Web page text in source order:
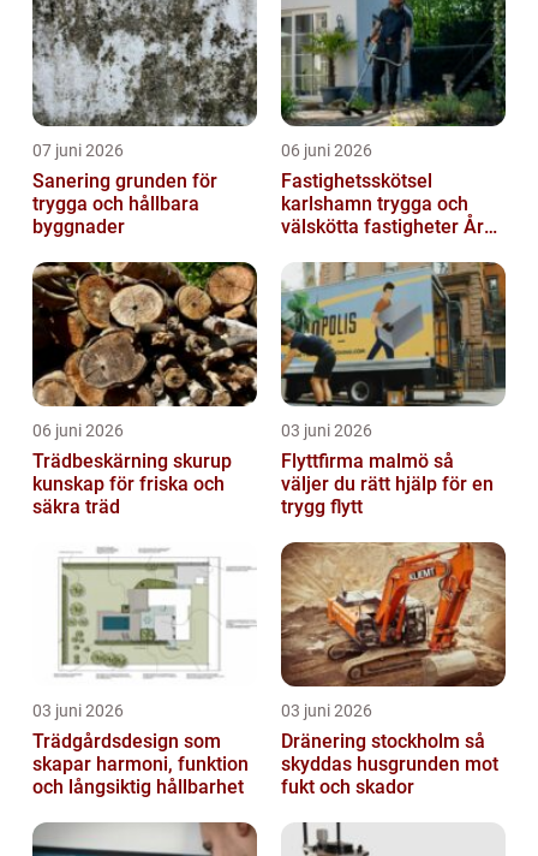
07 juni 2026
Sanering grunden för
trygga och hållbara
byggnader
06 juni 2026
Fastighetsskötsel
karlshamn trygga och
välskötta fastigheter Året
06 juni 2026
Trädbeskärning skurup
kunskap för friska och
säkra träd
03 juni 2026
Flyttfirma malmö så
väljer du rätt hjälp för en
trygg flytt
03 juni 2026
Trädgårdsdesign som
skapar harmoni, funktion
och långsiktig hållbarhet
03 juni 2026
Dränering stockholm så
skyddas husgrunden mot
fukt och skador